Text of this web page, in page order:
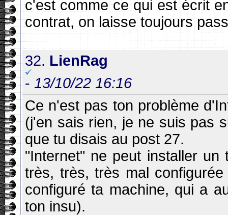
c'est comme ce qui est écrit
contrat, on laisse toujours
32. LienRag
- 13/10/22 16:16
Ce n'est pas ton problème
(j'en sais rien, je ne suis pas
que tu disais au post 27.
"Internet" ne peut installer
très, très, très mal
configuré ta machine, qui a
ton insu).